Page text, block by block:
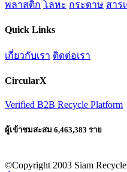
พลาสติก โลหะ กระดาษ สาร
Quick Links
เกี่ยวกับเรา ติดต่อเรา
CircularX
Verified B2B Recycle Platform
ผู้เข้าชมสะสม 6,463,383 ราย
©Copyright 2003 Siam